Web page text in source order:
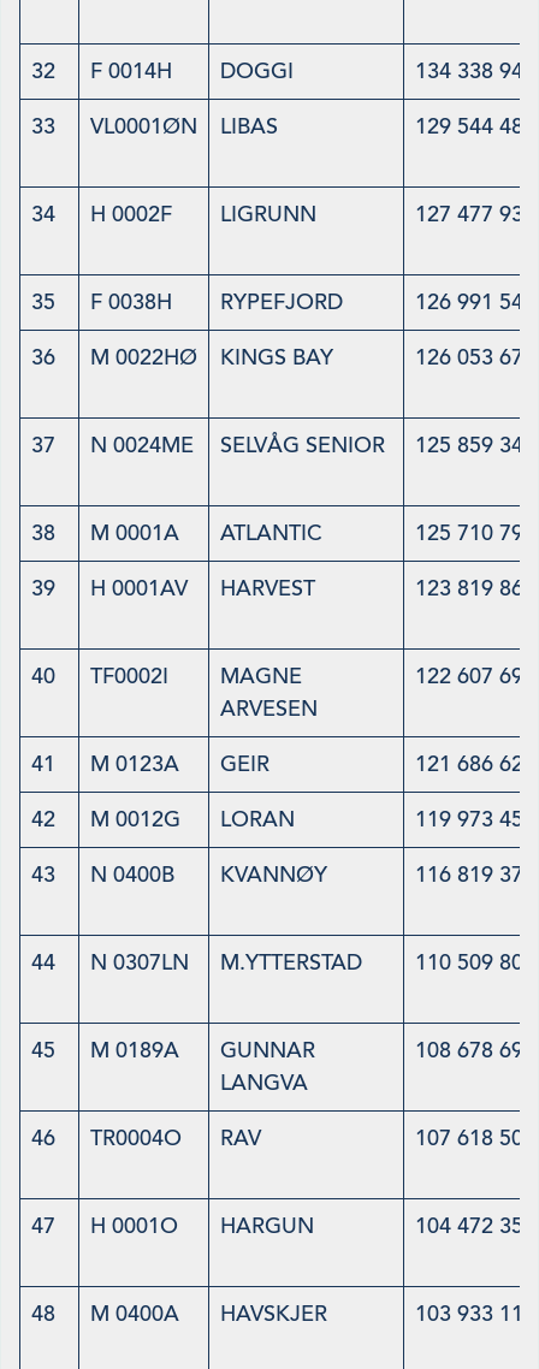
32 F 0014H DOGGI 134 338 941
33 VL0001ØN LIBAS 129 544 483
34 H 0002F LIGRUNN 127 477 939
35 F 0038H RYPEFJORD 126 991 548
36 M 0022HØ KINGS BAY 126 053 677
37 N 0024ME SELVÅG SENIOR 125 859 347
38 M 0001A ATLANTIC 125 710 799
39 H 0001AV HARVEST 123 819 868
40 TF0002I
MAGNE
ARVESEN
122 607 695
41 M 0123A GEIR 121 686 620
42 M 0012G LORAN 119 973 456
43 N 0400B KVANNØY 116 819 378
44 N 0307LN M.YTTERSTAD 110 509 802
45 M 0189A
GUNNAR
LANGVA
108 678 690
46 TR0004O RAV 107 618 503
47 H 0001O HARGUN 104 472 355
48 M 0400A HAVSKJER 103 933 119